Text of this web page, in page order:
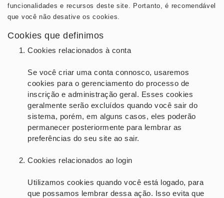
funcionalidades e recursos deste site. Portanto, é recomendável
que você não desative os cookies.
Cookies que definimos
Cookies relacionados à conta
Se você criar uma conta connosco, usaremos
cookies para o gerenciamento do processo de
inscrição e administração geral. Esses cookies
geralmente serão excluídos quando você sair do
sistema, porém, em alguns casos, eles poderão
permanecer posteriormente para lembrar as
preferências do seu site ao sair.
Cookies relacionados ao login
Utilizamos cookies quando você está logado, para
que possamos lembrar dessa ação. Isso evita que